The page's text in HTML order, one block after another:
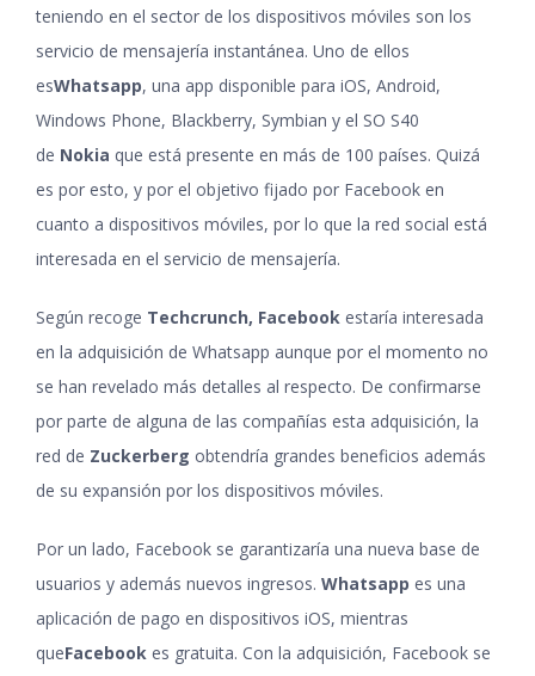
teniendo en el sector de los dispositivos móviles son los
servicio de mensajería instantánea. Uno de ellos
esWhatsapp, una app disponible para iOS, Android,
Windows Phone, Blackberry, Symbian y el SO S40
de Nokia que está presente en más de 100 países. Quizá
es por esto, y por el objetivo fijado por Facebook en
cuanto a dispositivos móviles, por lo que la red social está
interesada en el servicio de mensajería.
Según recoge Techcrunch, Facebook estaría interesada
en la adquisición de Whatsapp aunque por el momento no
se han revelado más detalles al respecto. De confirmarse
por parte de alguna de las compañías esta adquisición, la
red de Zuckerberg obtendría grandes beneficios además
de su expansión por los dispositivos móviles.
Por un lado, Facebook se garantizaría una nueva base de
usuarios y además nuevos ingresos. Whatsapp es una
aplicación de pago en dispositivos iOS, mientras
queFacebook es gratuita. Con la adquisición, Facebook se